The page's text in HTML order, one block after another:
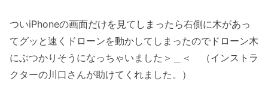
ついiPhoneの画面だけを見てしまったら右側に木があっ
てグッと速くドローンを動かしてしまったのでドローン木
にぶつかりそうになっちゃいました＞＿＜ （インストラ
クターの川口さんが助けてくれました。）